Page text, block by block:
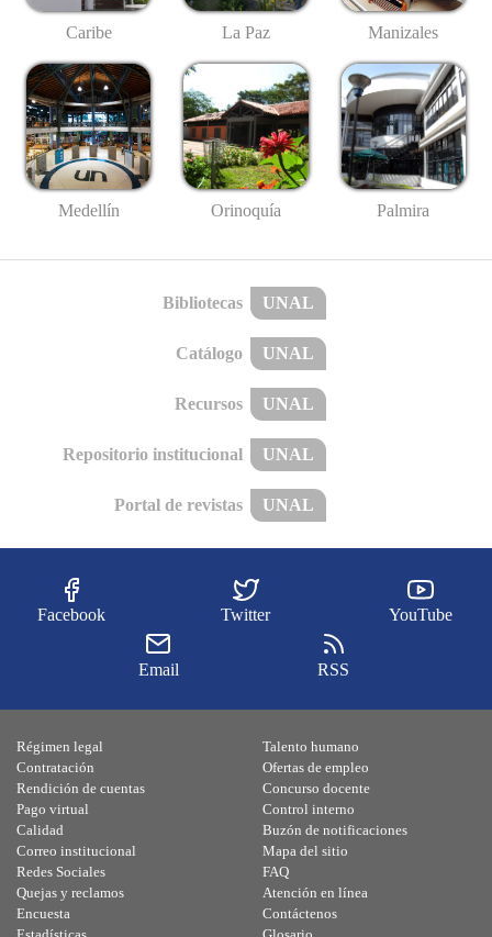
Caribe La Paz Manizales
Medellín Orinoquía Palmira
Bibliotecas UNAL
Catálogo UNAL
Recursos UNAL
Repositorio institucional UNAL
Portal de revistas UNAL
Facebook Twitter YouTube
Email RSS
Régimen legal
Contratación
Rendición de cuentas
Pago virtual
Calidad
Talento humano
Ofertas de empleo
Concurso docente
Control interno
Buzón de notificaciones
Correo institucional
Redes Sociales
Quejas y reclamos
Encuesta
Mapa del sitio
FAQ
Atención en línea
Contáctenos